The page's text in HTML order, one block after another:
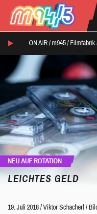
ON AIR / m945 / Filmfabrik
NEU AUF ROTATION
LEICHTES GELD
19. Juli 2018 / Viktor Schacherl /